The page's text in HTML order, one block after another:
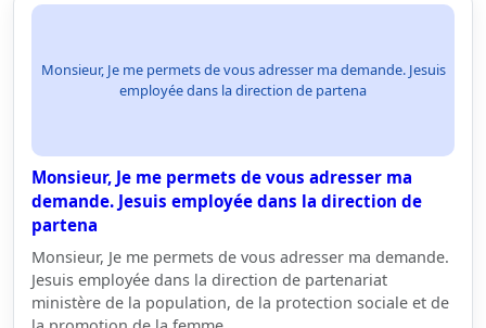
Monsieur, Je me permets de vous adresser ma demande. Jesuis
employée dans la direction de partena
Monsieur, Je me permets de vous adresser ma
demande. Jesuis employée dans la direction de
partena
Monsieur, Je me permets de vous adresser ma demande.
Jesuis employée dans la direction de partenariat
ministère de la population, de la protection sociale et de